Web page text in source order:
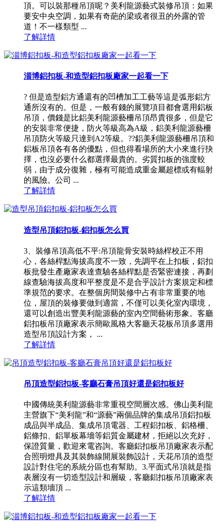
頂。可以裝那種吊頂呢？美利龍源藝式裝修吊頂：如果
要安中央空調，如果有奇葩的梁或者很丑的外露的管
道！不一樣類型 ...
了解詳情
淄博鋁扣板-和造型鋁扣板廠家一起看一下
? 但是造型鋁方通還有的凹槽加工工藝等這是弧形鋁方
通所沒有的。但是，一般有錢的展覽項目都會選用鋁板
吊頂，價錢是比鋁美利龍源藝柵吊頂昂貴很多，但是它
的安裝非常便捷，防火等級高為A級，鋁美利龍源藝柵
吊頂防火等級只達到A2等級。??鋁美利龍源藝柵吊頂和
鋁板吊頂各有各的優點，但也得看場所的大小來進行抉
擇，也沒必要什么都選擇最貴的。劣質扣板的強度較
弱，由于成分復雜，極有可能造成重金屬超標或有輻射
的風險。公司 ...
了解詳情
造型吊頂鋁扣板-鋁扣板怎么買
3、裝修吊頂高低不平:吊頂龍骨安裝時絲桿校正不用
心，各絲桿點海拔高度不一致，先調平在上扣板，鋁扣
板批發生產廠家表達查驗各絲桿點是否緊密連接，再劃
線查驗海拔高度和平整度是不是合乎設計方案規定和標
準規范的要求。在整個房間裝修中占有非常重要的地
位，屋頂的裝修要做到適當，不僅可以美化室內環境，
還可以創造出豐美利龍源藝的室內空間藝術形象。客廳
鋁扣板吊頂廠家表示簡歐風格大客廳天花板吊頂多選用
造型吊頂設計方案， ...
了解詳情
吊頂造型鋁扣板-客廳石膏吊頂好還是鋁扣板好
中國傳統美利龍源藝非常重視空間層次感。佛山美利龍
主營旗下“美利龍”和“源藝”兩個品牌的集成吊頂鋁扣板
成品與半成品、集成吊頂電器、工程鋁扣板、鋁格柵、
鋁條扣、鋁單板幕墻等鋁質金屬建材，拒絕以次充好，
保證質量，歡迎來電咨詢。客廳鋁扣板吊頂廠家表示配
合照明燈具及其裝飾線開展裝飾設計，天花吊頂的造型
設計對住宅的系統分區也有幫助。3.平面式吊頂就是指
表層沒有一切造型設計和層級，客廳鋁扣板吊頂廠家表
示這類墻頂 ...
了解詳情